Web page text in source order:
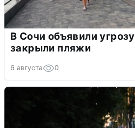
В Сочи объявили
закрыли пляжи
6 августа 0